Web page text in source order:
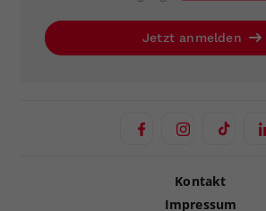
Jetzt anmelden
Kontakt
Impressum